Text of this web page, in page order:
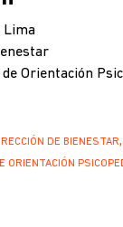
Lima
Orientación
DE BIENESTAR
ORIENTACIÓN